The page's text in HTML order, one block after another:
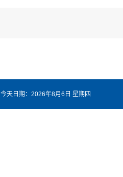
今天日期：2026年8月6日 星期四